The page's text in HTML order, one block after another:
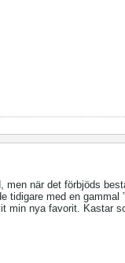
men när det förbjöds
med en gammal
min nya favorit. Kastar